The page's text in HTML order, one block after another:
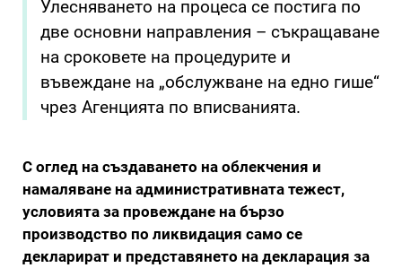
Улесняването на процеса се постига по
две основни направления – съкращаване
на сроковете на процедурите и
въвеждане на „обслужване на едно гише“
чрез Агенцията по вписванията.
С оглед на създаването на облекчения и
намаляване на административната тежест,
условията за провеждане на бързо
производство по ликвидация само се
декларират и представянето на декларация за